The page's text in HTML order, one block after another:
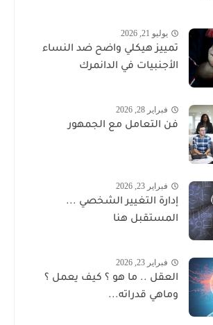
يوليو 21, 2026
تمييز هيكلي واضح ضد النساء
الأجنبيات في الدانمرك
فبراير 28, 2026
فن التعامل مع الجمهور
فبراير 23, 2026
إدارة التغيير الشخصي ...
المستقبل هنا
فبراير 23, 2026
العقل .. ما هو ؟ كيف يعمل ؟
وماهي قدراته...